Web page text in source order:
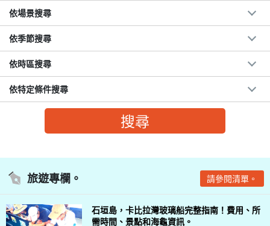
依場景搜尋
依季節搜尋
依時區搜尋
依特定條件搜尋
旅遊專欄。 請參閱清單。
石垣島，卡比拉灣玻璃船完整指南！費用、所
需時間、景點和海龜資訊。